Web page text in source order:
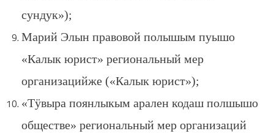
сундук»);
Марий Элын правовой полышым пуышо
«Калык юрист» региональный мер
организацийже («Калык юрист»);
«Тӱвыра поянлыкым арален кодаш полшышо
обществе» региональный мер организаций